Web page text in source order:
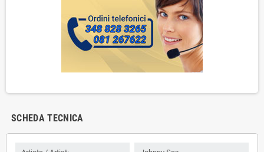
SCHEDA TECNICA